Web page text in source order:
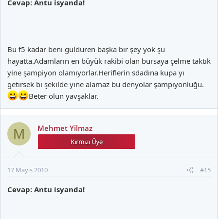
Cevap: Antu isyanda!
Bu f5 kadar beni güldüren başka bir şey yok şu
hayatta.Adamların en büyük rakibi olan bursaya çelme taktık
yine şampiyon olamıyorlar.Heriflerin sdadına kupa yı
getirsek bi şekilde yine alamaz bu denyolar şampiyonluğu.
Beter olun yavşaklar.
M Mehmet Yilmaz
17 Mayıs 2010 #15
Cevap: Antu isyanda!